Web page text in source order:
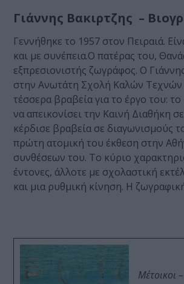
Γιάννης Βακιρτζης –
Γεννήθηκε το 1957 στον Πειραιά.
και με συνέπεια.Ο πατέρας του,
εξπρεσιονιστής ζωγράφος. Ο
στην Ανωτάτη Σχολή Καλών Τεχνών
τέσσερα βραβεία για το έργο του:
να απεικονίσει την Καινή Διαθήκη
κέρδισε βραβεία σε διαγωνισμούς
πρώτη ατομική του έκθεση στην
συνθέσεων του. Το κύριο
έντονες, άλλοτε με σχολαστική
και μια ρυθμική κίνηση. Η
Μέτοικοι